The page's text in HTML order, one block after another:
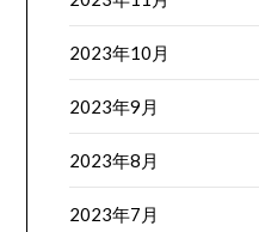
2023年10月
2023年9月
2023年8月
2023年7月